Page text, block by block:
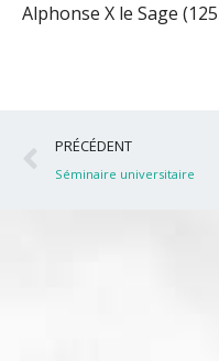
Alphonse X le Sage
Précédent
PRÉCÉDENT
Séminaire universitaire